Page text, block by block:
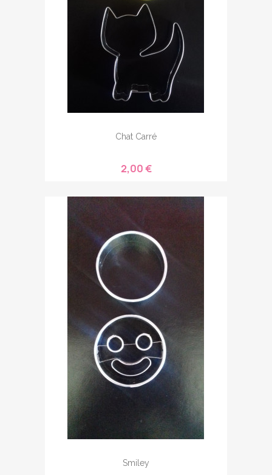
Chat Carré
2,00 €
Smiley